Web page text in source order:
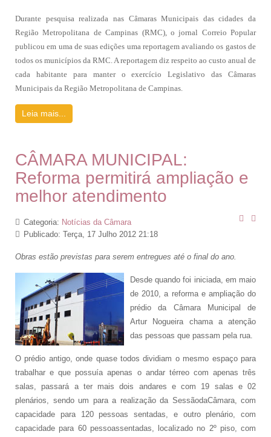
Durante pesquisa realizada nas Câmaras Municipais das cidades da
Região Metropolitana de Campinas (RMC), o jornal Correio Popular
publicou em uma de suas edições uma reportagem avaliando os gastos de
todos os municípios da RMC. A reportagem diz respeito ao custo anual de
cada habitante para manter o exercício Legislativo das Câmaras
Municipais da Região Metropolitana de Campinas.
Leia mais...
CÂMARA MUNICIPAL:
Reforma permitirá ampliação e
melhor atendimento
Categoria: Notícias da Câmara
Publicado: Terça, 17 Julho 2012 21:18
Obras estão previstas para serem entregues até o final do ano.
Desde quando foi iniciada, em maio
de 2010, a reforma e ampliação do
prédio da Câmara Municipal de
Artur Nogueira chama a atenção
das pessoas que passam pela rua.
O prédio antigo, onde quase todos dividiam o mesmo espaço para
trabalhar e que possuía apenas o andar térreo com apenas três
salas, passará a ter mais dois andares e com 19 salas e 02
plenários, sendo um para a realização da SessãodaCâmara, com
capacidade para 120 pessoas sentadas, e outro plenário, com
capacidade para 60 pessoassentadas, localizado no 2º piso, com